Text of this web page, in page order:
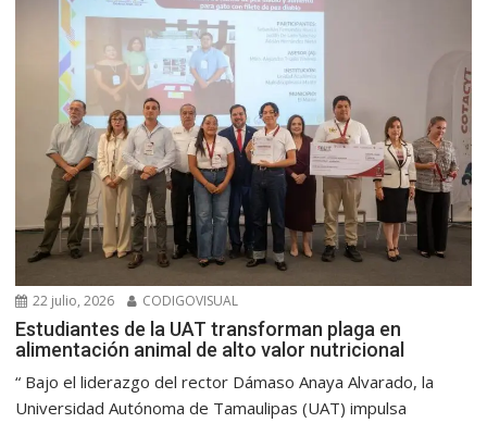
22 julio, 2026 CODIGOVISUAL
Estudiantes de la UAT transforman plaga en
alimentación animal de alto valor nutricional
“ Bajo el liderazgo del rector Dámaso Anaya Alvarado, la
Universidad Autónoma de Tamaulipas (UAT) impulsa